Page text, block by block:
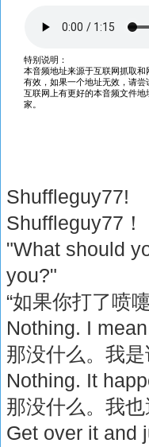
Shuffleguy77!
Shuffleguy77！
"What should
you?"
“如果你打了喷
Nothing. I
那没什么。我
Nothing. It
那没什么。我
Get over it and